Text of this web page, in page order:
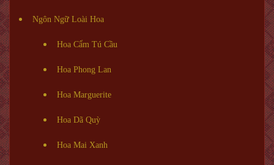
Ngôn Ngữ Loài Hoa
Hoa Cẩm Tú Cầu
Hoa Phong Lan
Hoa Marguerite
Hoa Dã Quỳ
Hoa Mai Xanh